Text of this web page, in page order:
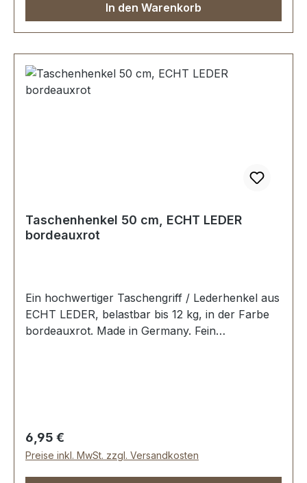
In den Warenkorb
Taschenhenkel 50 cm, ECHT LEDER
bordeauxrot
Ein hochwertiger Taschengriff / Lederhenkel aus
ECHT LEDER, belastbar bis 12 kg, in der Farbe
bordeauxrot. Made in Germany. Fein
Regulärer Preis:
6,95 €
Preise inkl. MwSt. zzgl. Versandkosten